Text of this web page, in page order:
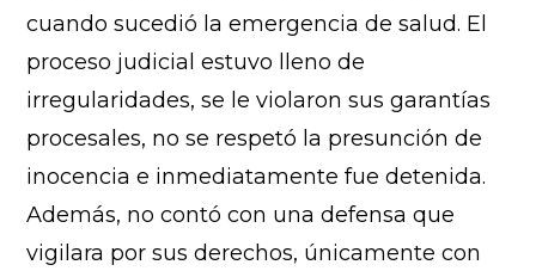
cuando sucedió la emergencia de salud. El
proceso judicial estuvo lleno de
irregularidades, se le violaron sus garantías
procesales, no se respetó la presunción de
inocencia e inmediatamente fue detenida.
Además, no contó con una defensa que
vigilara por sus derechos, únicamente con